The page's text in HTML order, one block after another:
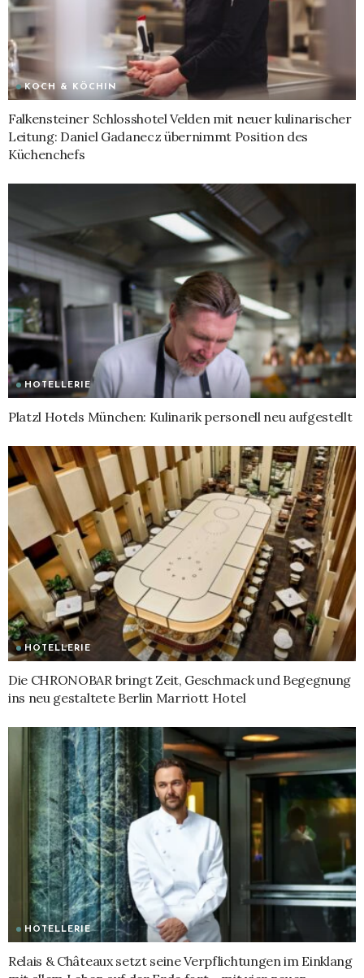
KOCH & KÖCHIN
Falkensteiner Schlosshotel Velden mit neuer kulinarischer
Leitung: Daniel Gadanecz übernimmt Position des
Küchenchefs
HOTELLERIE
Platzl Hotels München: Kulinarik personell neu aufgestellt
HOTELLERIE
Die CHRONOBAR bringt Zeit, Geschmack und Begegnung
ins neu gestaltete Berlin Marriott Hotel
HOTELLERIE
Relais & Châteaux setzt seine Verpflichtungen im Einklang